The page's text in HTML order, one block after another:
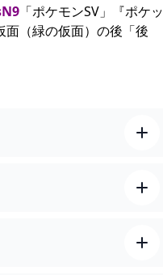
「ポケモンSV」『ポケッ
面（緑の仮面）の後「後